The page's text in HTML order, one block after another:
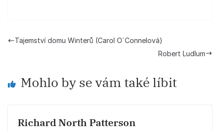
Tajemství domu Winterů (Carol O´Connelová)
Robert Ludlum
Mohlo by se vám také líbit
Richard North Patterson